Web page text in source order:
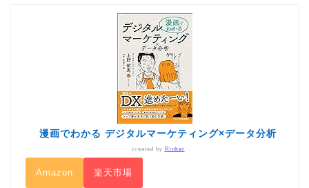
漫画でわかる デジタルマーケティング×データ分析
created by Rinker
Amazon 楽天市場